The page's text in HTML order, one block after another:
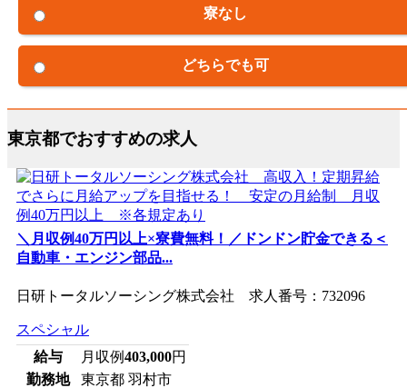
寮なし
どちらでも可
東京都でおすすめの求人
＼月収例40万円以上×寮費無料！／ドンドン貯金できる＜
自動車・エンジン部品...
日研トータルソーシング株式会社 求人番号：732096
スペシャル
給与
月収例403,000円
勤務地
東京都 羽村市